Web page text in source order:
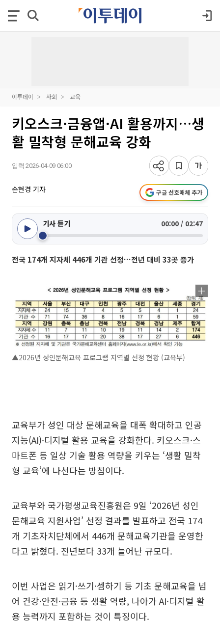
이투데이 사회 교육
키오스크·금융앱·AI 활용까지…생
활 밀착형 문해교육 강화
입력 2026-04-09 06:00
손현경 기자 구글 선호매체 추가
기사 듣기 00:00 / 02:47
전국 174개 지자체 446개 기관 선정…전년 대비 33곳 증가
▲2026년 성인문해교육 프로그램 지역별 선정 현황 (교육부)
교육부가 성인 대상 문해교육을 대폭 확대하고 인공
지능(AI)·디지털 활용 교육을 강화한다. 키오스크·스
마트폰 등 일상 기술 활용 역량을 키우는 ‘생활 밀착
형 교육’에 나선다는 방침이다.
교육부와 국가평생교육진흥원은 9일 ‘2026년 성인
문해교육 지원사업’ 선정 결과를 발표하고 전국 174
개 기초자치단체에서 446개 문해교육기관을 운영한
다고 밝혔다. 전년보다 33개 늘어난 규모다.
이번 사업은 읽기·쓰기·셈하기 등 기초 문해교육을 넘
어 건강·안전·금융 등 생활 역량, 나아가 AI·디지털 활
용 능력까지 포함하는 것이 특징이다.